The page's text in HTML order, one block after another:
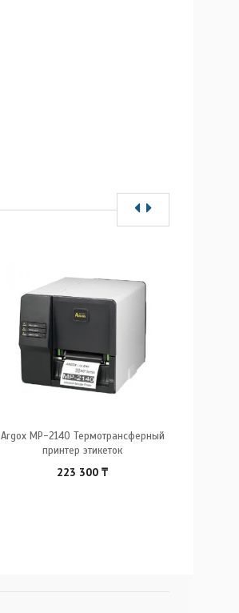
Argox MP-2140 Термотрансферный
принтер этикеток
223 300 ₸